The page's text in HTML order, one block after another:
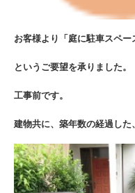
お客様より「庭に駐車スペー
というご要望を承りました。
工事前です。
建物共に、築年数の経過した